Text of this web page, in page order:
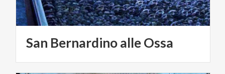
San BernardinoalleOssa